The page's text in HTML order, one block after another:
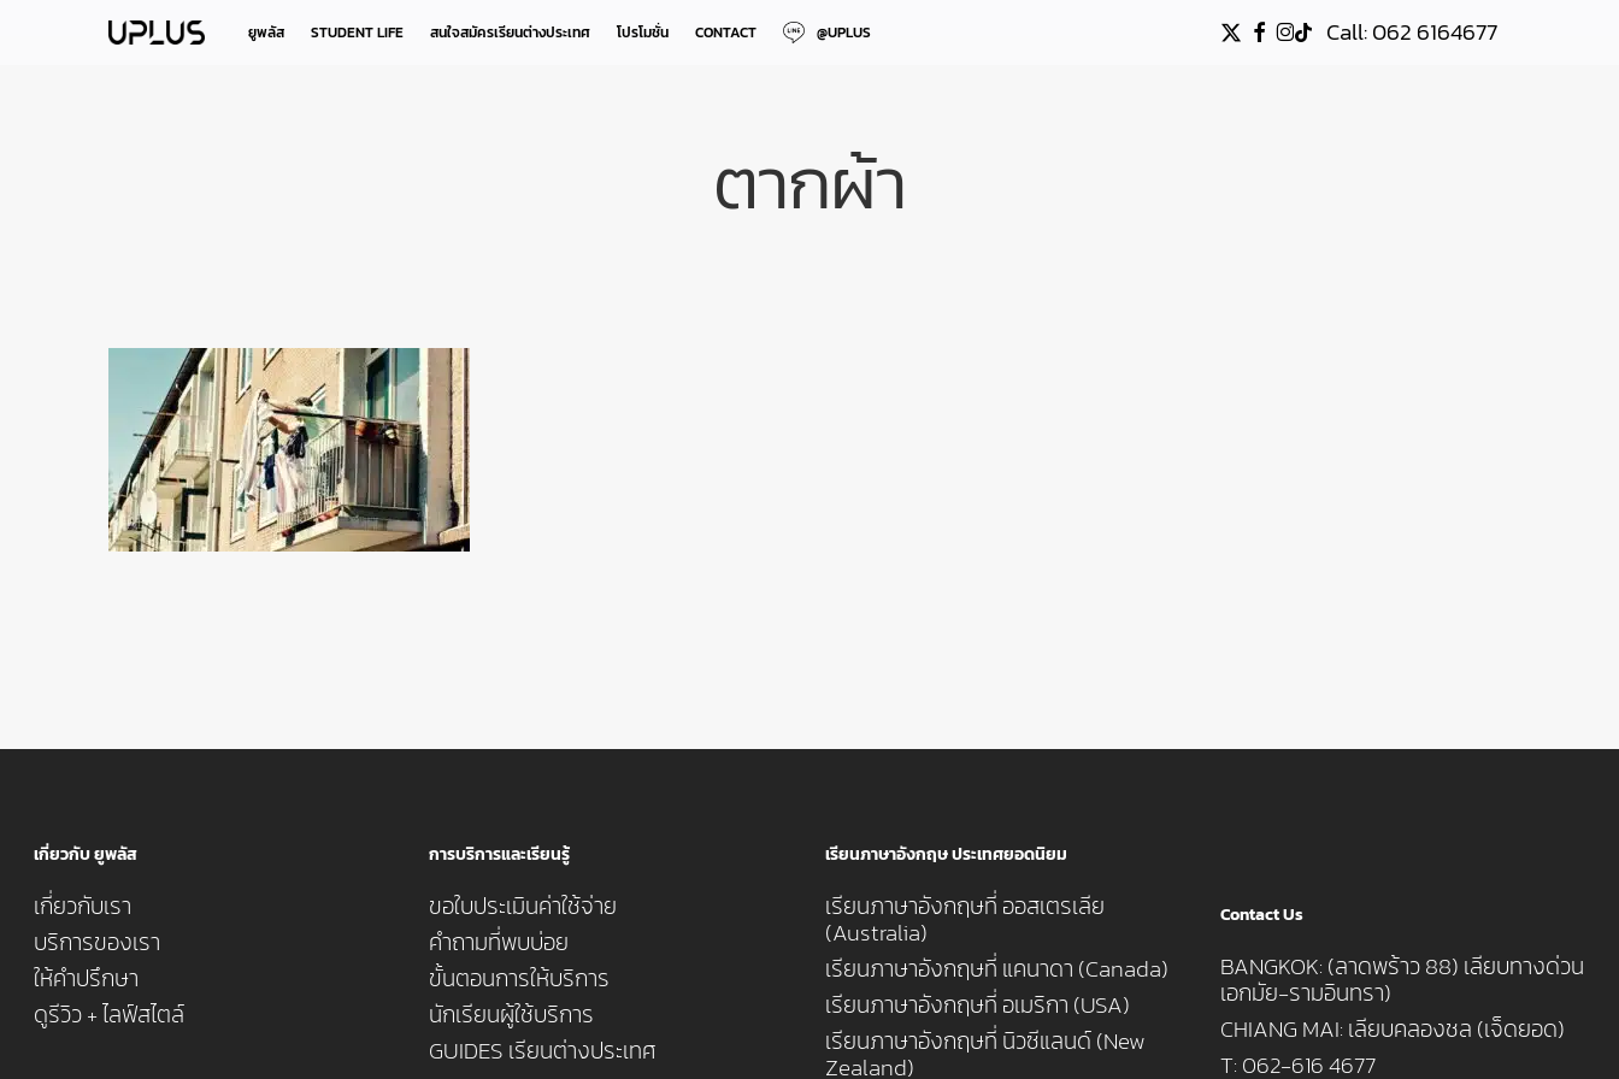
ยูพลัส STUDENT LIFE สนใจสมัครเรียนต่างประเทศ โปรโมชั่น CONTACT @UPLUS Call: 062 6164677
X-
TWITTER
FACEBOOK
INSTAGRAM
TIKTOK
ตากผ้า
เกี่ยวกับ ยูพลัส
เกี่ยวกับเรา
บริการของเรา
ให้คำปรึกษา
ดูรีวิว + ไลฟ์สไตล์
การบริการและเรียนรู้
ขอใบประเมินค่าใช้จ่าย
คำถามที่พบบ่อย
ขั้นตอนการให้บริการ
นักเรียนผู้ใช้บริการ
GUIDES เรียนต่างประเทศ
เรียนภาษาอังกฤษ ประเทศยอดนิยม
เรียนภาษาอังกฤษที่ ออสเตรเลีย
(Australia)
เรียนภาษาอังกฤษที่ แคนาดา (Canada)
เรียนภาษาอังกฤษที่ อเมริกา (USA)
เรียนภาษาอังกฤษที่ นิวซีแลนด์ (New
Zealand)
Contact Us
BANGKOK: (ลาดพร้าว 88) เลียบทางด่วน
เอกมัย-รามอินทรา)
CHIANG MAI: เลียบคลองชล (เจ็ดยอด)
T: 062-616 4677